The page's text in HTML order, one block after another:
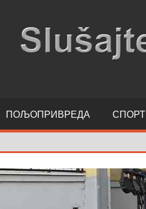
ПОЉОПРИВРЕДА СПОРТ